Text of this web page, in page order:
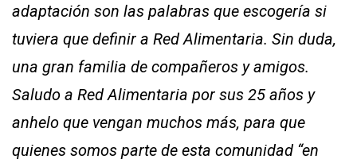
adaptación son las palabras que escogería si
tuviera que definir a Red Alimentaria. Sin duda,
una gran familia de compañeros y amigos.
Saludo a Red Alimentaria por sus 25 años y
anhelo que vengan muchos más, para que
quienes somos parte de esta comunidad “en